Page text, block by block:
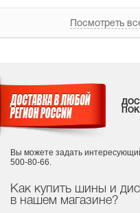
Посмотреть
Как купить шины и
в нашем магазине?
Вы можете задать
500-80-66.